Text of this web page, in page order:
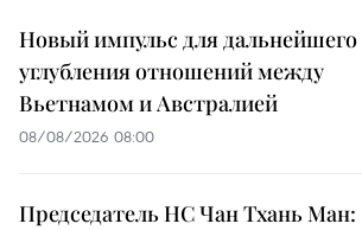
Новый импульс для дальнейшего
углубления отношений между
Вьетнамом и Австралией
08/08/2026 08:00
Председатель НС Чан Тхань Ман: